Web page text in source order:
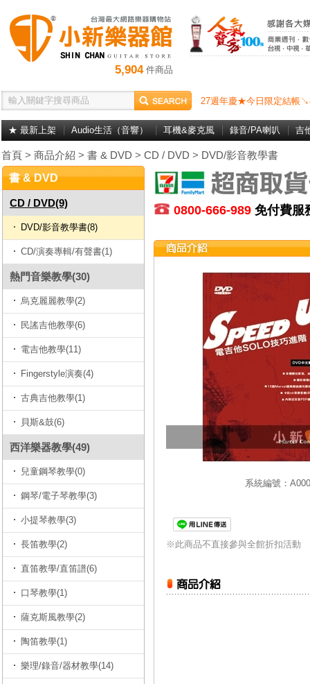
5,904件商品
27週年慶★今日限定結帳
★ 最新上架 Audio生活（音響） 耳機&麥克風 錄音/PA喇叭 吉
首頁 > 商品介紹 > 書 & DVD > CD / DVD > DVD/影音教學書
書 & DVD
CD / DVD(9)
DVD/影音教學書(8)
CD/演奏專輯/有聲書(1)
熱門音樂教學(30)
烏克麗麗教學(2)
民謠吉他教學(6)
電吉他教學(11)
Fingerstyle演奏(4)
古典吉他教學(1)
貝斯&鼓(6)
西洋樂器教學(49)
兒童鋼琴教學(0)
鋼琴/電子琴教學(3)
小提琴教學(3)
長笛教學(2)
直笛教學/直笛譜(6)
口琴教學(1)
薩克斯風教學(2)
陶笛教學(1)
樂理/錄音/器材教學(14)
0800-666-989 免付費
系統編號：
※此商品不直接參與全館折扣活動